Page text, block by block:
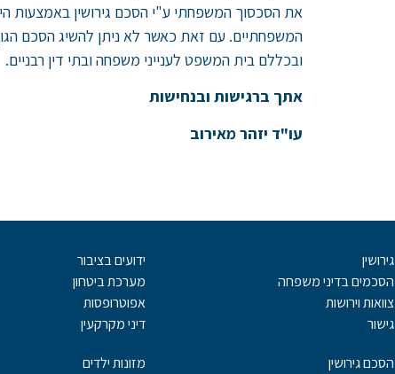
את הסכסוך המשפחתי ע"י הסכם גירושין באמצעות
המשפחתיים. עם זאת כאשר לא ניתן להשיג הסכם
ובכללם בית המשפט לענייני משפחה ובתי דין רבניים.
אתך ברגישות ובנחישות
עו"ד יזהר מאירוב
גירושין
הסכמים בדיני משפחה
צוואות וירושות
גישור
הסכם גירושין
ידועים בציבור
מערכת ביטחון
אפוטרופסות
דיני מקרקעין
מזונות ילדים